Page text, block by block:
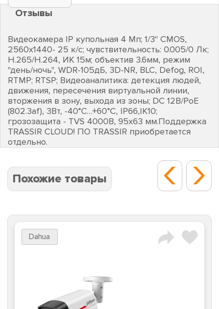
Отзывы
Видеокамера IP купольная 4 Мп; 1/3" CMOS,
2560х1440- 25 к/с; чувствительность: 0.005/0 Лк;
Н.265/H.264, ИК 15м; объектив 3.6мм, режим
"день/ночь", WDR-105дБ, 3D-NR, BLC, Defog, ROI,
RTMP; RTSP; Видеоаналитика: детекция людей,
движения, пересечения виртуальной линии,
вторжения в зону, выхода из зоны; DC 12В/PoE
(802.3af), 3Вт, -40°C…+60°C, IP66,IK10;
грозозащита - TVS 4000В, 95х63 мм.Поддержка
TRASSIR CLOUD! ПО TRASSIR приобретается
отдельно.
Похожие товары
Dahua